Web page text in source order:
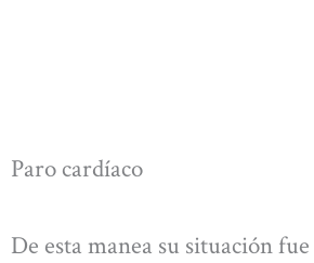
Paro cardíaco
De esta manea su situación